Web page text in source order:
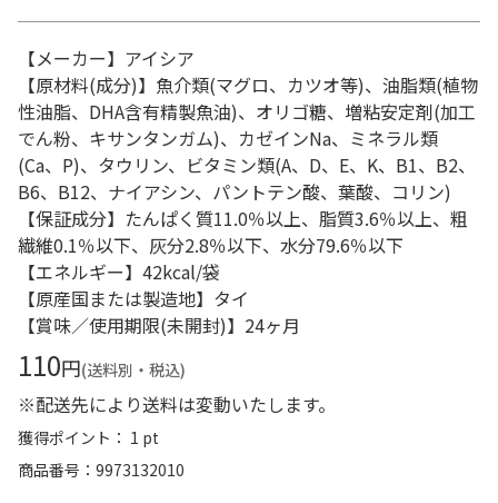
【メーカー】アイシア
【原材料(成分)】魚介類(マグロ、カツオ等)、油脂類(植物
性油脂、DHA含有精製魚油)、オリゴ糖、増粘安定剤(加工
でん粉、キサンタンガム)、カゼインNa、ミネラル類
(Ca、P)、タウリン、ビタミン類(A、D、E、K、B1、B2、
B6、B12、ナイアシン、パントテン酸、葉酸、コリン)
【保証成分】たんぱく質11.0％以上、脂質3.6％以上、粗
繊維0.1％以下、灰分2.8％以下、水分79.6％以下
【エネルギー】42kcal/袋
【原産国または製造地】タイ
【賞味／使用期限(未開封)】24ヶ月
110円(送料別・税込)
※配送先により送料は変動いたします。
獲得ポイント： 1 pt
商品番号
9973132010